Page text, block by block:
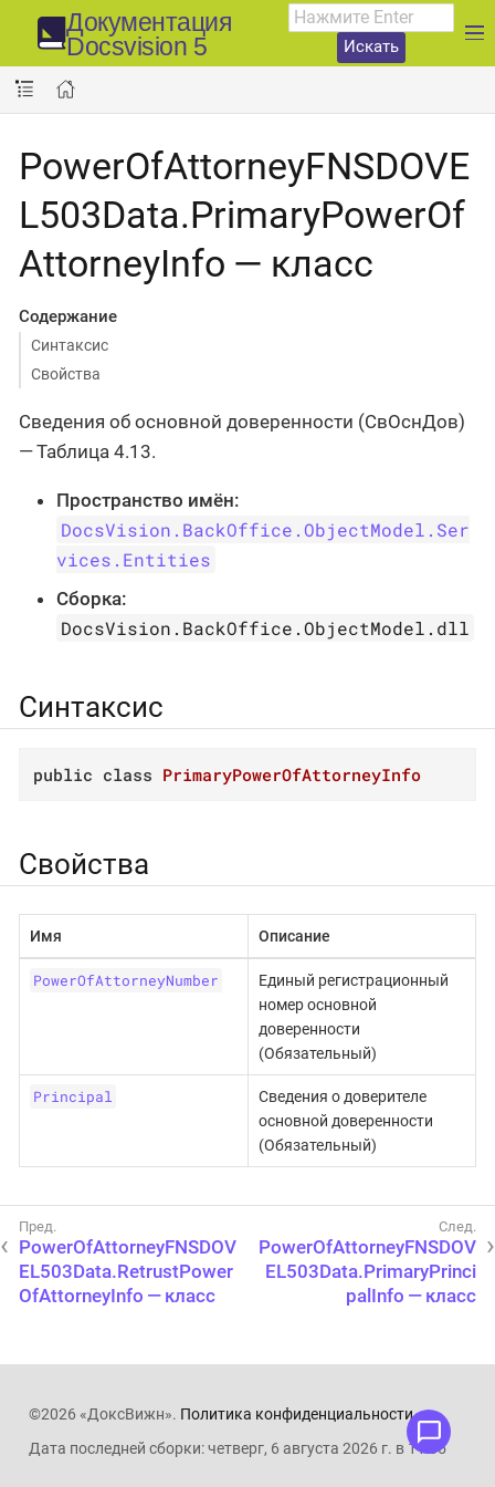
Документация
Docsvision 5
Искать
PowerOfAttorneyFNSDOVE
L503Data.PrimaryPowerOf
AttorneyInfo — класс
Содержание
Синтаксис
Свойства
Сведения об основной доверенности (СвОснДов)
— Таблица 4.13.
Пространство имён:
DocsVision.BackOffice.ObjectModel.Ser
vices.Entities
Сборка:
DocsVision.BackOffice.ObjectModel.dll
Синтаксис
public class PrimaryPowerOfAttorneyInfo
Свойства
Имя Описание
PowerOfAttorneyNumber
Единый регистрационный
номер основной
доверенности
(Обязательный)
Principal
Сведения о доверителе
основной доверенности
(Обязательный)
PowerOfAttorneyFNSDOV
EL503Data.RetrustPower
OfAttorneyInfo — класс
PowerOfAttorneyFNSDOV
EL503Data.PrimaryPrinci
palInfo — класс
©2026 «ДоксВижн». Политика конфиденциальности.
Дата последней сборки: четверг, 6 августа 2026 г. в 11:05